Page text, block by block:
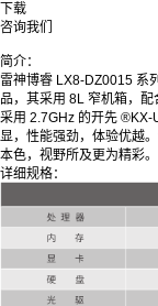
下载
咨询我们
简介：
雷神博睿 LX8-DZ0015 系
品，其采用 8L 窄机箱，
采用 2.7GHz 的开先 ®KX-
显，性能强劲，体验优越
本色，视野所及更为精彩。
详细规格：